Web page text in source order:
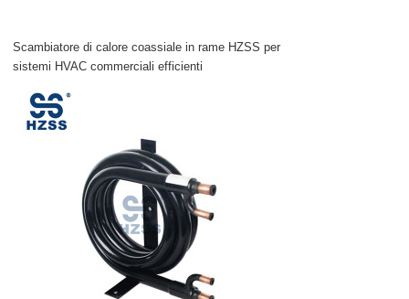
Scambiatore di calore coassiale in rame HZSS per
sistemi HVAC commerciali efficienti